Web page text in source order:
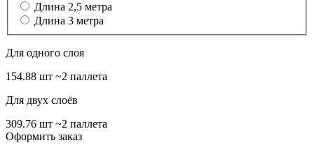
Длина 2,5 метра
Длина 3 метра
Для одного слоя
154.88 шт ~2 паллета
Для двух слоёв
309.76 шт ~2 паллета
Оформить заказ